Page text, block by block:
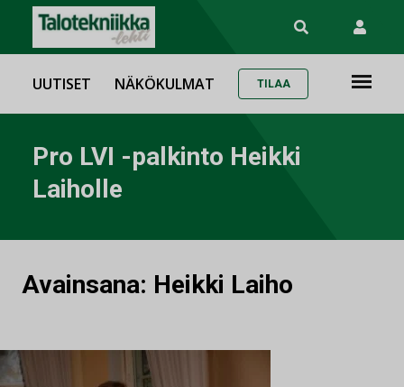
UUTISET NÄKÖKULMAT TILAA
Pro LVI -palkinto Heikki
Laiholle
Avainsana: Heikki Laiho